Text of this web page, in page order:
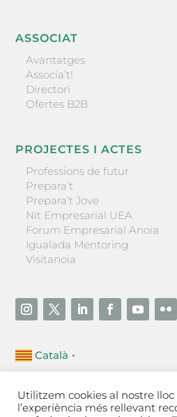
ASSOCIAT
Avantatges
Associa’t!
Directori
Ofertes B2B
PROJECTES I ACTES
Professions de futur
Prepara’t
Prepara’t Jove
Nit Empresarial UEA
Forum Empresarial Anoia
Igualada Mentoring
Visitanoia
Català ▼
Unió Empresarial de l’Anoia
Ctra. de Manresa, 131, 08700 –
Utilitzem cookies al nostre
l’experiència més rellevant